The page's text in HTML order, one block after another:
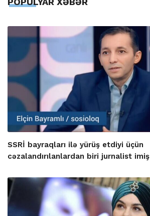
SSRİ bayraqları ilə yürüş etdiyi üçün
cəzalandırılanlardan biri jurnalist imiş